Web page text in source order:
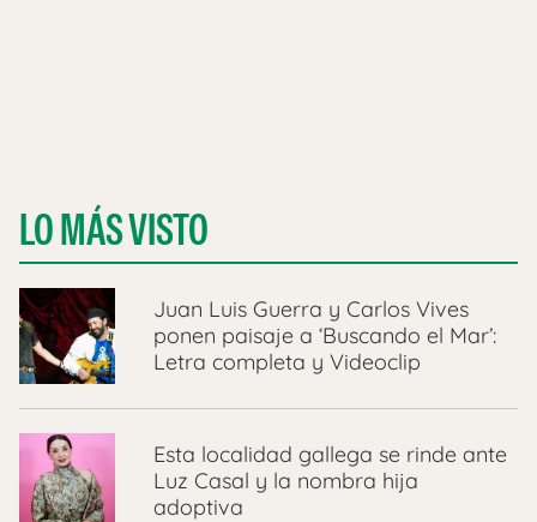
LO MÁS VISTO
Juan Luis Guerra y Carlos Vives
ponen paisaje a ‘Buscando el Mar’:
Letra completa y Videoclip
Esta localidad gallega se rinde ante
Luz Casal y la nombra hija
adoptiva